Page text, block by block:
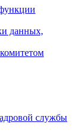
данных,
службы